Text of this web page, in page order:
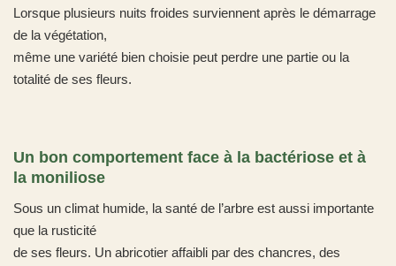
Lorsque plusieurs nuits froides surviennent après le démarrage
de la végétation,
même une variété bien choisie peut perdre une partie ou la
totalité de ses fleurs.
Un bon comportement face à la bactériose et à
la moniliose
Sous un climat humide, la santé de l’arbre est aussi importante
que la rusticité
de ses fleurs. Un abricotier affaibli par des chancres, des